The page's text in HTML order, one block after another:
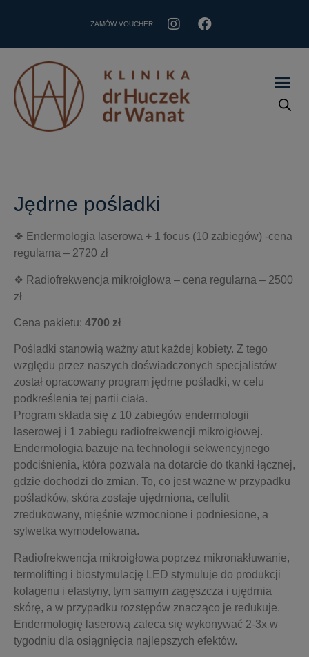
ZAMÓW VOUCHER
Jędrne pośladki
❖ Endermologia laserowa + 1 focus (10 zabiegów) -cena
regularna – 2720 zł
❖ Radiofrekwencja mikroigłowa – cena regularna – 2500
zł
Cena pakietu: 4700 zł
Pośladki stanowią ważny atut każdej kobiety. Z tego
względu przez naszych doświadczonych specjalistów
został opracowany program jędrne pośladki, w celu
podkreślenia tej partii ciała.
Program składa się z 10 zabiegów endermologii
laserowej i 1 zabiegu radiofrekwencji mikroigłowej.
Endermologia bazuje na technologii sekwencyjnego
podciśnienia, która pozwala na dotarcie do tkanki łącznej,
gdzie dochodzi do zmian. To, co jest ważne w przypadku
pośladków, skóra zostaje ujędrniona, cellulit
zredukowany, mięśnie wzmocnione i podniesione, a
sylwetka wymodelowana.
Radiofrekwencja mikroigłowa poprzez mikronakłuwanie,
termolifting i biostymulację LED stymuluje do produkcji
kolagenu i elastyny, tym samym zagęszcza i ujędrnia
skórę, a w przypadku rozstępów znacząco je redukuje.
Endermologię laserową zaleca się wykonywać 2-3x w
tygodniu dla osiągnięcia najlepszych efektów.